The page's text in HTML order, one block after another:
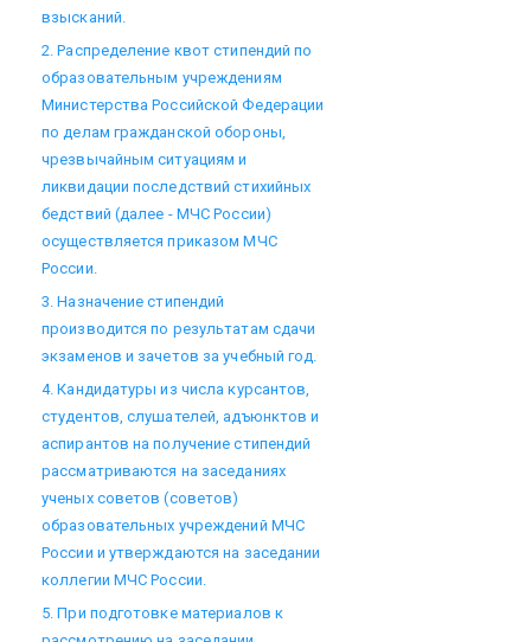
взысканий.
2. Распределение квот стипендий по
образовательным учреждениям
Министерства Российской Федерации
по делам гражданской обороны,
чрезвычайным ситуациям и
ликвидации последствий стихийных
бедствий (далее - МЧС России)
осуществляется приказом МЧС
России.
3. Назначение стипендий
производится по результатам сдачи
экзаменов и зачетов за учебный год.
4. Кандидатуры из числа курсантов,
студентов, слушателей, адъюнктов и
аспирантов на получение стипендий
рассматриваются на заседаниях
ученых советов (советов)
образовательных учреждений МЧС
России и утверждаются на заседании
коллегии МЧС России.
5. При подготовке материалов к